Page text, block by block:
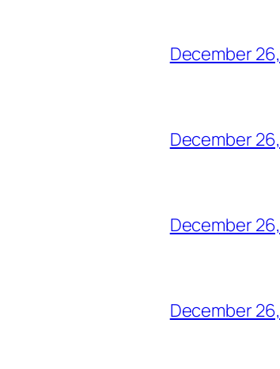
December
December
December
December